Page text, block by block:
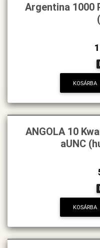
Argentina 1000
KOSÁRBA
ANGOLA 10
aUNC
KOSÁRBA